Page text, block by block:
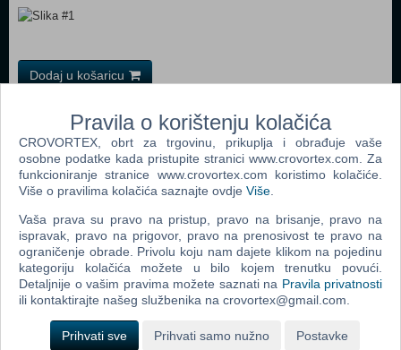
Dodaj u košaricu
Popularno
Disney Infinity 3.0 Star Wars Starter Pack (N) (PS 4)
Deadpool (PS 4)
Skylanders Trap Team Starter Pack Ps4 Game (with Pre -
Order Trap) (PS 4)
Brothers A Tale of Two Sons (N) (PS 4)
Pravila o korištenju kolačića
CROVORTEX, obrt za trgovinu, prikuplja i obrađuje vaše
osobne podatke kada pristupite stranici www.crovortex.com. Za
funkcioniranje stranice www.crovortex.com koristimo kolačiće.
Više o pravilima kolačića saznajte ovdje Više
Vaša prava su pravo na pristup, pravo na brisanje, pravo na
ispravak, pravo na prigovor, pravo na prenosivost te pravo na
ograničenje obrade. Privolu koju nam dajete klikom na pojedinu
kategoriju kolačića možete u bilo kojem trenutku povući.
Detaljnije o vašim pravima možete saznati na Pravila privatnosti
ili kontaktirajte našeg službenika na crovortex@gmail.com.
Prihvati sve Prihvati samo nužno Postavke